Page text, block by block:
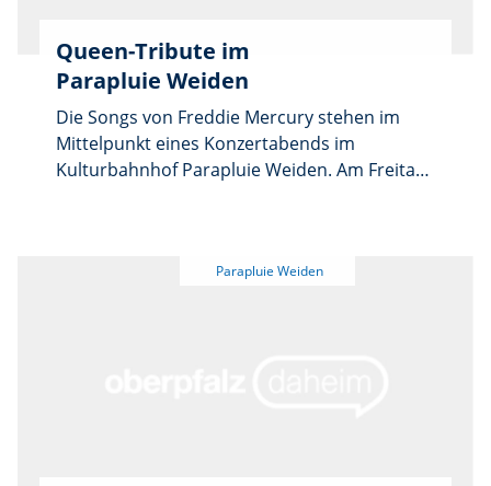
Queen-Tribute im
Parapluie Weiden
Die Songs von Freddie Mercury stehen im
Mittelpunkt eines Konzertabends im
Kulturbahnhof Parapluie Weiden. Am Freitag,
begeisterte Musiker gründeten die Tribute-
Parapluie Weiden